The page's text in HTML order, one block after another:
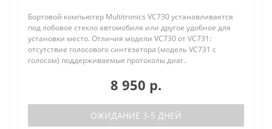
Бортовой компьютер Multitronics VC730 устанавливается
под лобовое стекло автомобиля или другое удобное для
установки место. Отличия модели VC730 от VC731:
отсутствие голосового синтезатора (модель VC731 с
голосом) поддерживаемые протоколы диаг..
8 950 р.
ОЖИДАНИЕ 3-5 ДНЕЙ